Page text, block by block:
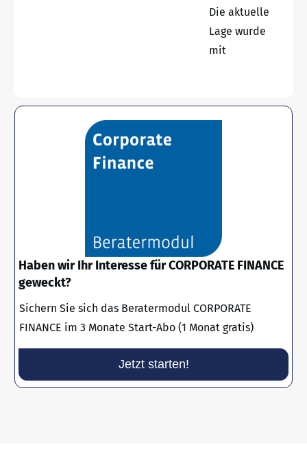
Die aktuelle
Lage wurde
mit
Haben wir Ihr Interesse für CORPORATE FINANCE
geweckt?
Sichern Sie sich das Beratermodul CORPORATE
FINANCE im 3 Monate Start-Abo (1 Monat gratis)
Jetzt starten!